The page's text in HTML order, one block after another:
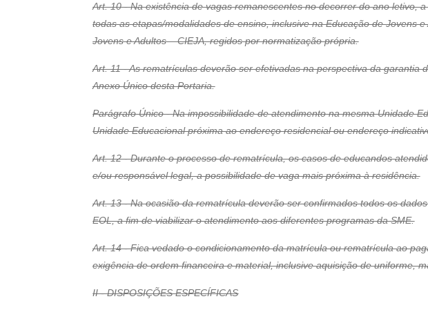
Art. 10 - Na existência de vagas remanescentes no decorrer do ano
todas as etapas/modalidades de ensino, inclusive na Educação de Jovens
Jovens e Adultos – CIEJA, regidos por normatização própria.
Art. 11 - As rematrículas deverão ser efetivadas na perspectiva da
Anexo Único desta Portaria.
Parágrafo Único - Na impossibilidade de atendimento na mesma Unidade
Unidade Educacional próxima ao endereço residencial ou endereço
Art. 12 - Durante o processo de rematrícula, os casos de educandos
e/ou responsável legal, a possibilidade de vaga mais próxima à residência.
Art. 13 - Na ocasião da rematrícula deverão ser confirmados todos os
EOL, a fim de viabilizar o atendimento aos diferentes programas da SME.
Art. 14 - Fica vedado o condicionamento da matrícula ou rematrícula ao
exigência de ordem financeira e material, inclusive aquisição de uniforme,
II - DISPOSIÇÕES ESPECÍFICAS